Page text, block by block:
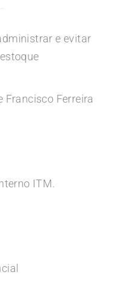
e evitar
Francisco Ferreira
ITM.